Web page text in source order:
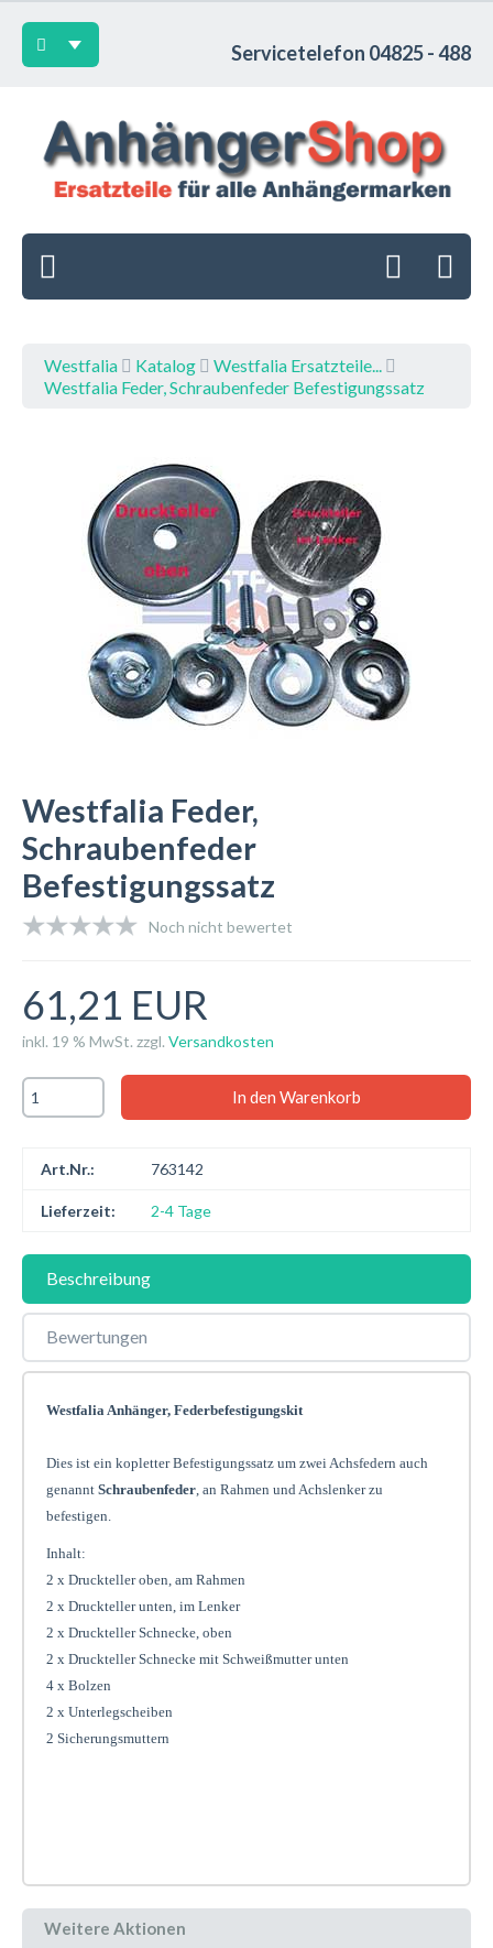
Servicetelefon 04825 - 488
Westfalia Katalog
Westfalia Ersatzteile...
Westfalia Feder, Schraubenfeder Befestigungssatz
Westfalia Feder,
Schraubenfeder
Befestigungssatz
Noch nicht bewertet
61,21 EUR
inkl. 19 % MwSt. zzgl. Versandkosten
Art.Nr.: 763142
Lieferzeit: 2-4 Tage
Beschreibung
Bewertungen
Westfalia Anhänger, Federbefestigungskit
Dies ist ein kopletter Befestigungssatz um zwei Achsfedern auch
genannt Schraubenfeder , an Rahmen und Achslenker zu
befestigen.
Inhalt:
2 x Druckteller oben, am Rahmen
2 x Druckteller unten, im Lenker
2 x Druckteller Schnecke, oben
2 x Druckteller Schnecke mit Schweißmutter unten
4 x Bolzen
2 x Unterlegscheiben
2 Sicherungsmuttern
Weitere Aktionen